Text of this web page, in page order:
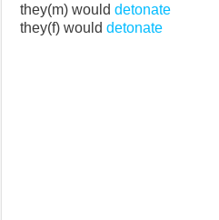
they(m) would detonate
they(f) would detonate